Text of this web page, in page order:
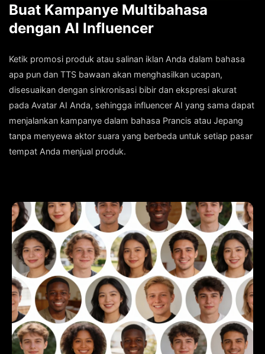
Buat Kampanye Multibahasa
dengan AI Influencer
Ketik promosi produk atau salinan iklan Anda dalam bahasa
apa pun dan TTS bawaan akan menghasilkan ucapan,
disesuaikan dengan sinkronisasi bibir dan ekspresi akurat
pada Avatar AI Anda, sehingga influencer AI yang sama dapat
menjalankan kampanye dalam bahasa Prancis atau Jepang
tanpa menyewa aktor suara yang berbeda untuk setiap pasar
tempat Anda menjual produk.